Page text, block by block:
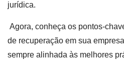
jurídica.
Agora, conheça os pontos-
de recuperação em sua
sempre alinhada às melhores